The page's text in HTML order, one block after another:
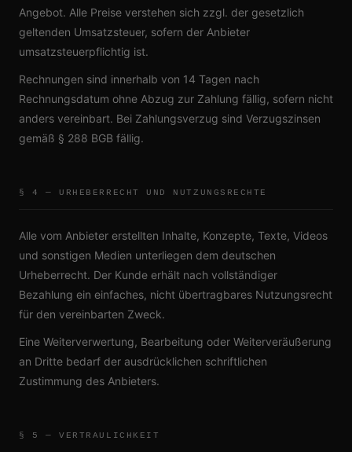
Angebot. Alle Preise verstehen sich zzgl. der gesetzlich
geltenden Umsatzsteuer, sofern der Anbieter
umsatzsteuerpflichtig ist.
Rechnungen sind innerhalb von 14 Tagen nach
Rechnungsdatum ohne Abzug zur Zahlung fällig, sofern nicht
anders vereinbart. Bei Zahlungsverzug sind Verzugszinsen
gemäß § 288 BGB fällig.
§ 4 — URHEBERRECHT UND NUTZUNGSRECHTE
Alle vom Anbieter erstellten Inhalte, Konzepte, Texte, Videos
und sonstigen Medien unterliegen dem deutschen
Urheberrecht. Der Kunde erhält nach vollständiger
Bezahlung ein einfaches, nicht übertragbares Nutzungsrecht
für den vereinbarten Zweck.
Eine Weiterverwertung, Bearbeitung oder Weiterveräußerung
an Dritte bedarf der ausdrücklichen schriftlichen
Zustimmung des Anbieters.
§ 5 — VERTRAULICHKEIT